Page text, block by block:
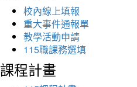
校內線上填報
重大事件通報單
教學活動申請
115職課務選填
課程計畫